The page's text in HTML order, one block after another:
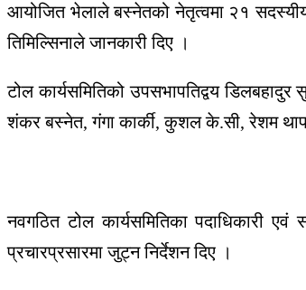
आयोजित भेलाले बस्नेतको नेतृत्वमा २१ सदस्यीय
तिमिल्सिनाले जानकारी दिए ।
टोल कार्यसमितिको उपसभापतिद्वय
शंकर बस्नेत, गंगा कार्की, कुशल के.सी, रेशम
नवगठित टोल कार्यसमितिका पदाधिकारी
प्रचारप्रसारमा जुट्न निर्देशन दिए ।